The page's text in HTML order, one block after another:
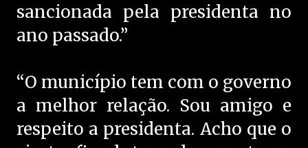
sancionada pela presidenta no
ano passado.”
“O município tem com o governo
a melhor relação. Sou amigo e
respeito a presidenta. Acho que o